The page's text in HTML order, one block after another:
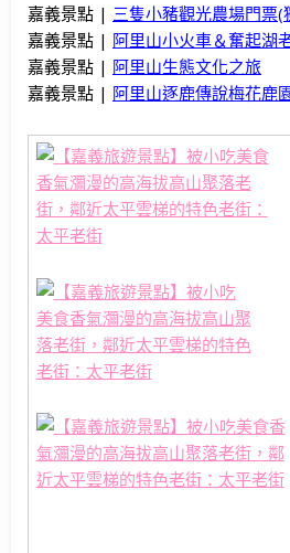
嘉義景點 | 三隻小豬觀光農場門票(
嘉義景點 | 阿里山小火車＆奮起湖
嘉義景點 | 阿里山生態文化之旅
嘉義景點 | 阿里山逐鹿傳說梅花鹿